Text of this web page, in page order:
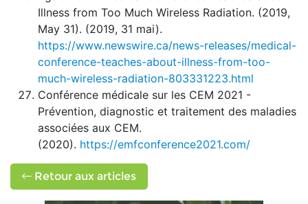
Illness from Too Much Wireless Radiation. (2019,
May 31). (2019, 31 mai).
https://www.newswire.ca/news-releases/medical-
conference-teaches-about-illness-from-too-
much-wireless-radiation-803331223.html
Conférence médicale sur les CEM 2021 -
Prévention, diagnostic et traitement des maladies
associées aux CEM.
(2020). https://emfconference2021.com/
Retour aux articles